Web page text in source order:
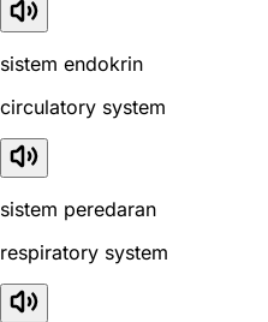
sistem endokrin
circulatory system
sistem peredaran
respiratory system